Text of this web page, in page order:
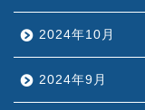
2024年10月
2024年9月